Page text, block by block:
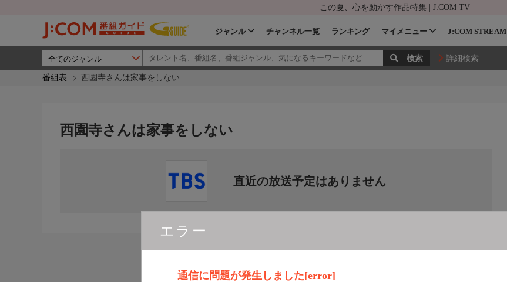
この夏、心を動かす作品特集 | J:COM TV
ジャンル チャンネル一覧 ランキング マイメニュー J:COM STREAM
詳細検索
番組表 西園寺さんは家事をしない
エラー
通信に問題が発生しました[error]
西園寺さんは家事をしない
直近の放送予定はありません